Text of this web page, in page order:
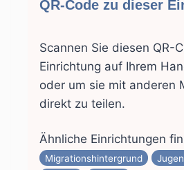
QR-Code zu dieser
Scannen Sie diesen QR-
Einrichtung auf Ihrem
oder um sie mit anderen
direkt zu teilen.
Ähnliche Einrichtungen
Migrationshintergrund